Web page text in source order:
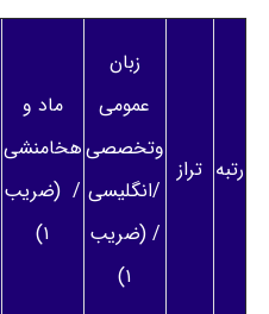
رتبه تراز
زبان
عمومی
وتخصصی
/انگلیسی
/ (ضریب
۱)
ماد و
هخامنشی
/ (ضریب
۱)